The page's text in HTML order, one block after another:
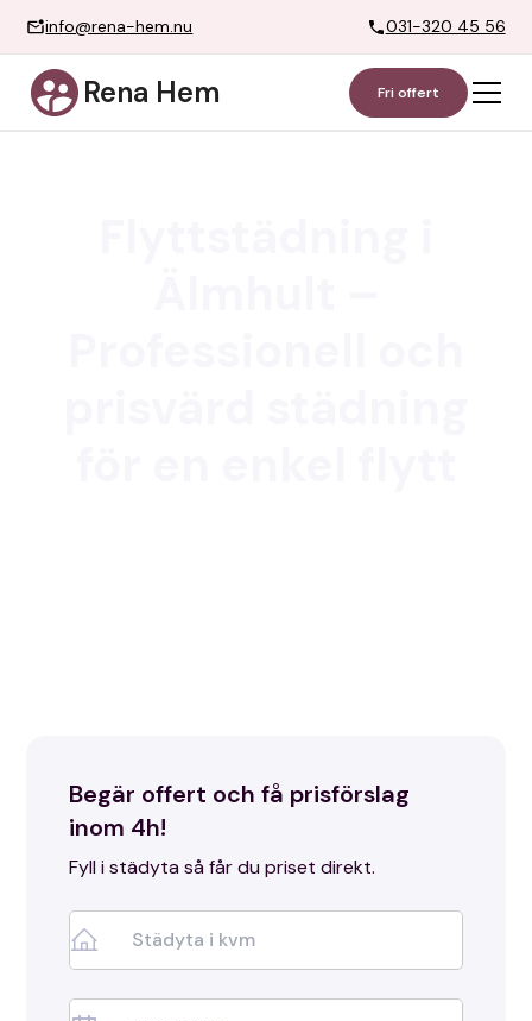
info@rena-hem.nu 031-320 45 56
Rena Hem Fri offert
Begär offert och få prisförslag
inom 4h!
Fyll i städyta så får du priset direkt.